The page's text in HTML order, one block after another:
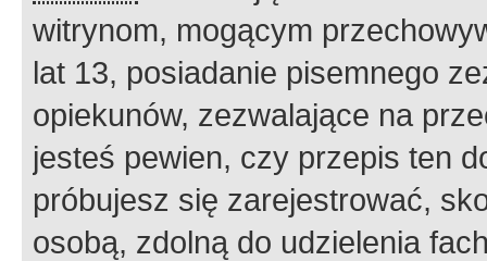
witrynom, mogącym
lat 13, posiadanie pisemnego
opiekunów, zezwalające na
jesteś pewien, czy przepis ten
próbujesz się zarejestrować,
osobą, zdolną do udzielenia